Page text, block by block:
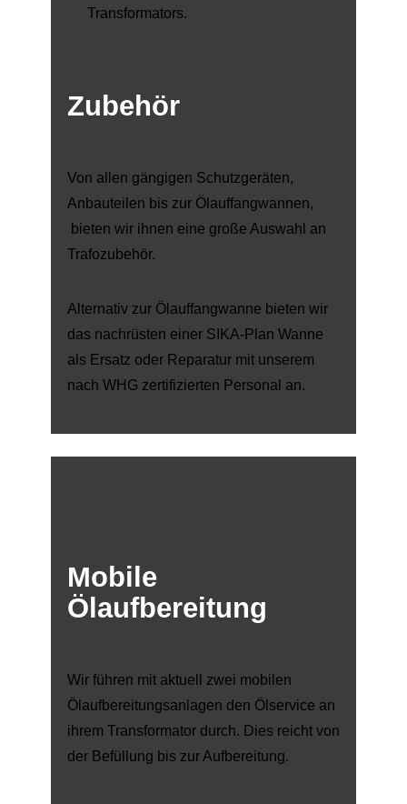
Zubehör
Von allen gängigen Schutzgeräten,
Anbauteilen bis zur Ölauffangwannen,
bieten wir ihnen eine große Auswahl an
Trafozubehör.
Alternativ zur Ölauffangwanne bieten wir
das nachrüsten einer SIKA-Plan Wanne
als Ersatz oder Reparatur mit unserem
nach WHG zertifizierten Personal an.
Mobile
Ölaufbereitung
Wir führen mit aktuell zwei mobilen
Ölaufbereitungsanlagen den Ölservice an
ihrem Transformator durch. Dies reicht von
der Befüllung bis zur Aufbereitung.